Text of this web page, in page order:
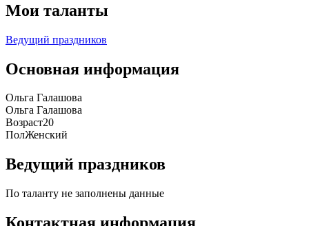
Мои таланты
Ведущий праздников
Основная информация
Ольга Галашова
Ольга Галашова
Возраст20
ПолЖенский
Ведущий праздников
По таланту не заполнены данные